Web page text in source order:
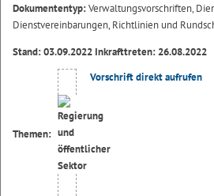
Dokumententyp:Verwaltungsvorschriften,
Dienstvereinbarungen, Richtlinien und
Stand: 03.09.2022 Inkrafttreten: 26.08.2022
Themen:
Vorschrift direkt aufrufen